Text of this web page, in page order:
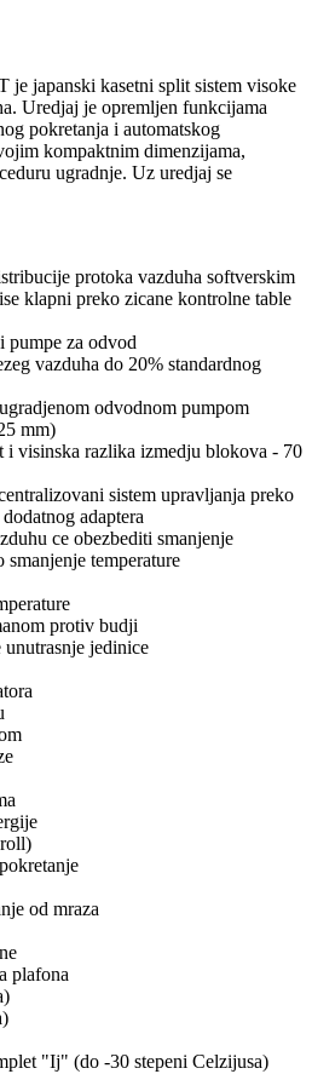
japanski kasetni split sistem visoke
Uredjaj je opremljen funkcijama
pokretanja i automatskog
kompaktnim dimenzijama,
ugradnje. Uz uredjaj se
protoka vazduha softverskim
klapni preko zicane kontrolne table
pumpe za odvod
vazduha do 20% standardnog
odvodnom pumpom
mm)
i visinska razlika izmedju blokova - 70
sistem upravljanja preko
adaptera
ce obezbediti smanjenje
temperature
protiv budji
jedinice
od mraza
plafona
"Ij" (do -30 stepeni Celzijusa)